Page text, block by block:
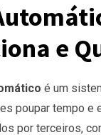
e
é um
poupar tempo e
por terceiros,